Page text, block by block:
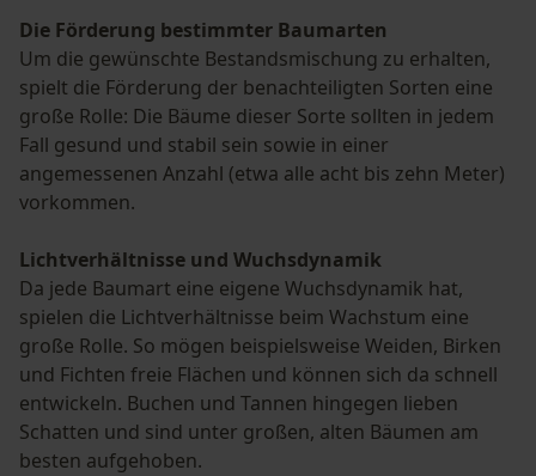
Die Förderung bestimmter Baumarten
Um die gewünschte Bestandsmischung zu erhalten,
spielt die Förderung der benachteiligten Sorten eine
große Rolle: Die Bäume dieser Sorte sollten in jedem
Fall gesund und stabil sein sowie in einer
angemessenen Anzahl (etwa alle acht bis zehn Meter)
vorkommen.
Lichtverhältnisse und Wuchsdynamik
Da jede Baumart eine eigene Wuchsdynamik hat,
spielen die Lichtverhältnisse beim Wachstum eine
große Rolle. So mögen beispielsweise Weiden, Birken
und Fichten freie Flächen und können sich da schnell
entwickeln. Buchen und Tannen hingegen lieben
Schatten und sind unter großen, alten Bäumen am
besten aufgehoben.